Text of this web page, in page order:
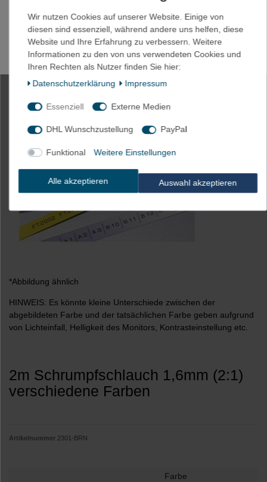
*Abbildung ähnlich
HINWEIS: Es könnte kleine Unterschiede zwischen der
abgebildeten Farbe und der tatsächlichen Farbe geben aufgrund
von Lichteinfall, Helligkeit des Monitors, Kontrasteinstellung etc.
2m Schrumpfschlauch 1,6mm (2:1)
verschiedene Farben
Artikelnummer 2301-BRN
Farbe
Wir nutzen Cookies auf unserer Website. Einige von
diesen sind essenziell, während andere uns helfen, diese
Website und Ihre Erfahrung zu verbessern. Weitere
Informationen zu den von uns verwendeten Cookies und
Ihren Rechten als Nutzer finden Sie hier:
Daten­schutz­erklärung
Impressum
Essenziell Externe Medien
DHL Wunschzustellung PayPal
Funktional Weitere Einstellungen
Alle akzeptieren Auswahl akzeptieren